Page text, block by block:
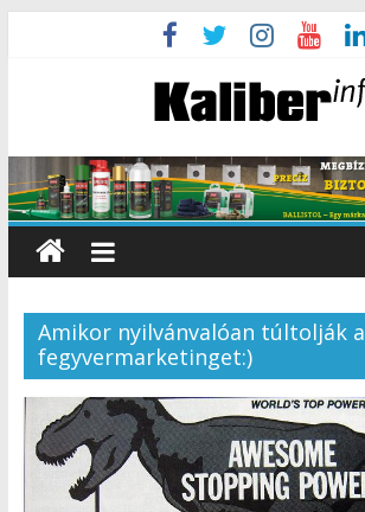
Amikor nyilvánvalóan túltolják a
fegyvermarketinget:)